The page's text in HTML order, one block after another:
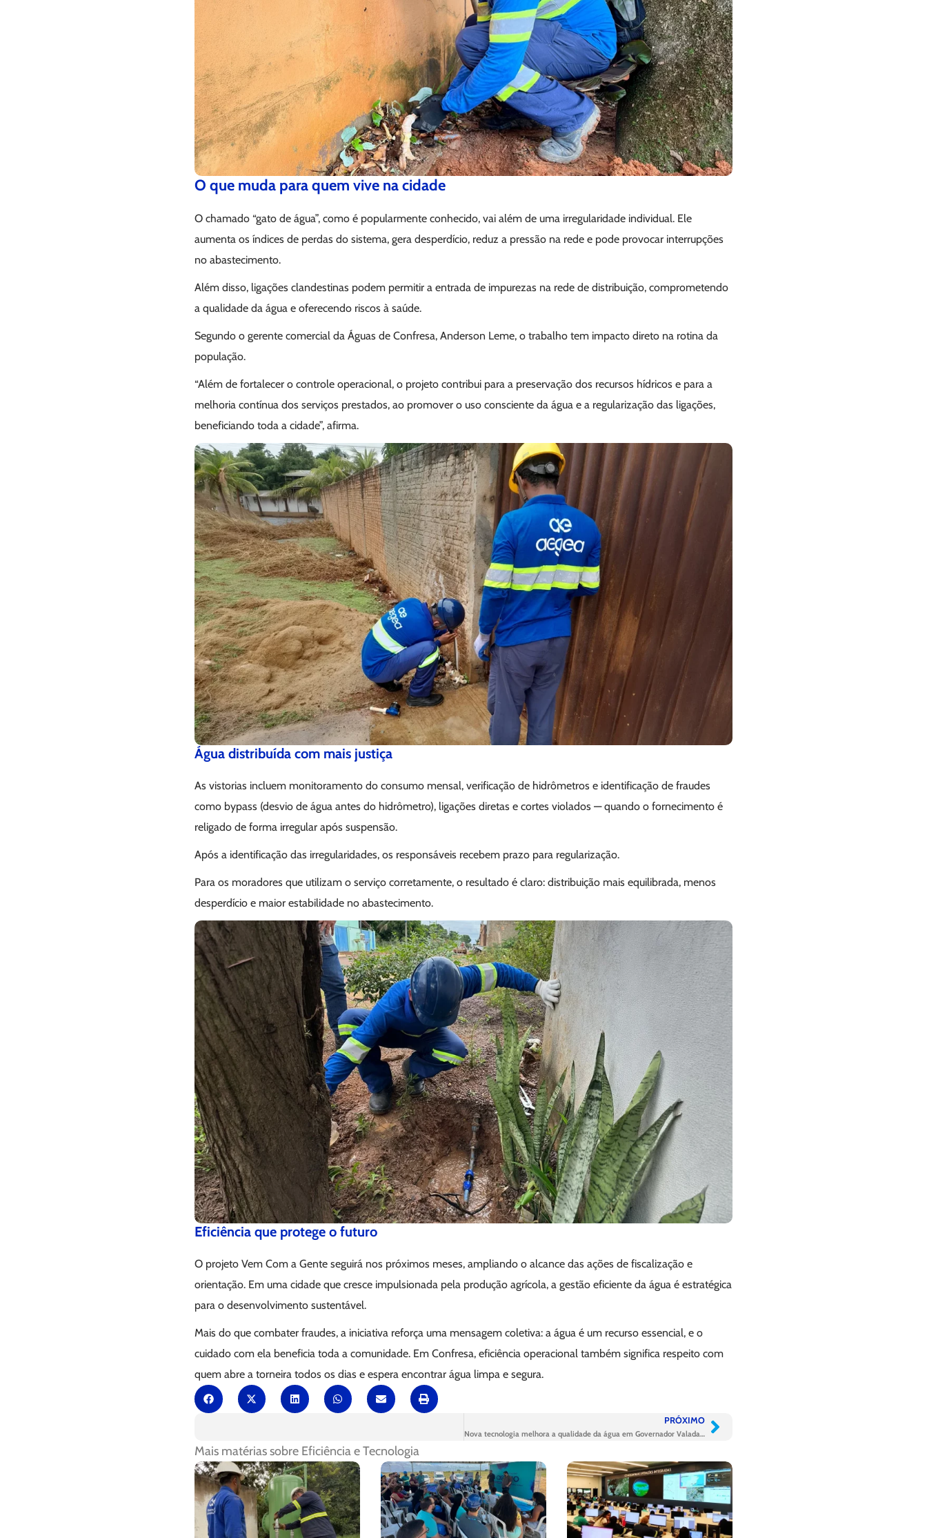
O que muda para quem vive na cidade
O chamado “gato de água”, como é popularmente conhecido, vai além de uma irregularidade individual. Ele
aumenta os índices de perdas do sistema, gera desperdício, reduz a pressão na rede e pode provocar interrupções
no abastecimento.
Além disso, ligações clandestinas podem permitir a entrada de impurezas na rede de distribuição, comprometendo
a qualidade da água e oferecendo riscos à saúde.
Segundo o gerente comercial da Águas de Confresa, Anderson Leme, o trabalho tem impacto direto na rotina da
população.
“Além de fortalecer o controle operacional, o projeto contribui para a preservação dos recursos hídricos e para a
melhoria contínua dos serviços prestados, ao promover o uso consciente da água e a regularização das ligações,
beneficiando toda a cidade”, afirma.
Água distribuída com mais justiça
As vistorias incluem monitoramento do consumo mensal, verificação de hidrômetros e identificação de fraudes
como bypass (desvio de água antes do hidrômetro), ligações diretas e cortes violados — quando o fornecimento é
religado de forma irregular após suspensão.
Após a identificação das irregularidades, os responsáveis recebem prazo para regularização.
Para os moradores que utilizam o serviço corretamente, o resultado é claro: distribuição mais equilibrada, menos
desperdício e maior estabilidade no abastecimento.
Eficiência que protege o futuro
O projeto Vem Com a Gente seguirá nos próximos meses, ampliando o alcance das ações de fiscalização e
orientação. Em uma cidade que cresce impulsionada pela produção agrícola, a gestão eficiente da água é estratégica
para o desenvolvimento sustentável.
Mais do que combater fraudes, a iniciativa reforça uma mensagem coletiva: a água é um recurso essencial, e o
cuidado com ela beneficia toda a comunidade. Em Confresa, eficiência operacional também significa respeito com
quem abre a torneira todos os dias e espera encontrar água limpa e segura.
PRÓXIMO
Nova tecnologia melhora a qualidade da água em Governador Valadares
Mais matérias sobre Eficiência e Tecnologia